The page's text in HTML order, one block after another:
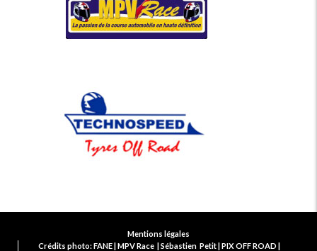
Mentions légales
Crédits photo: FANE | MPV Race | Sébastien Petit | PIX OFF ROAD |